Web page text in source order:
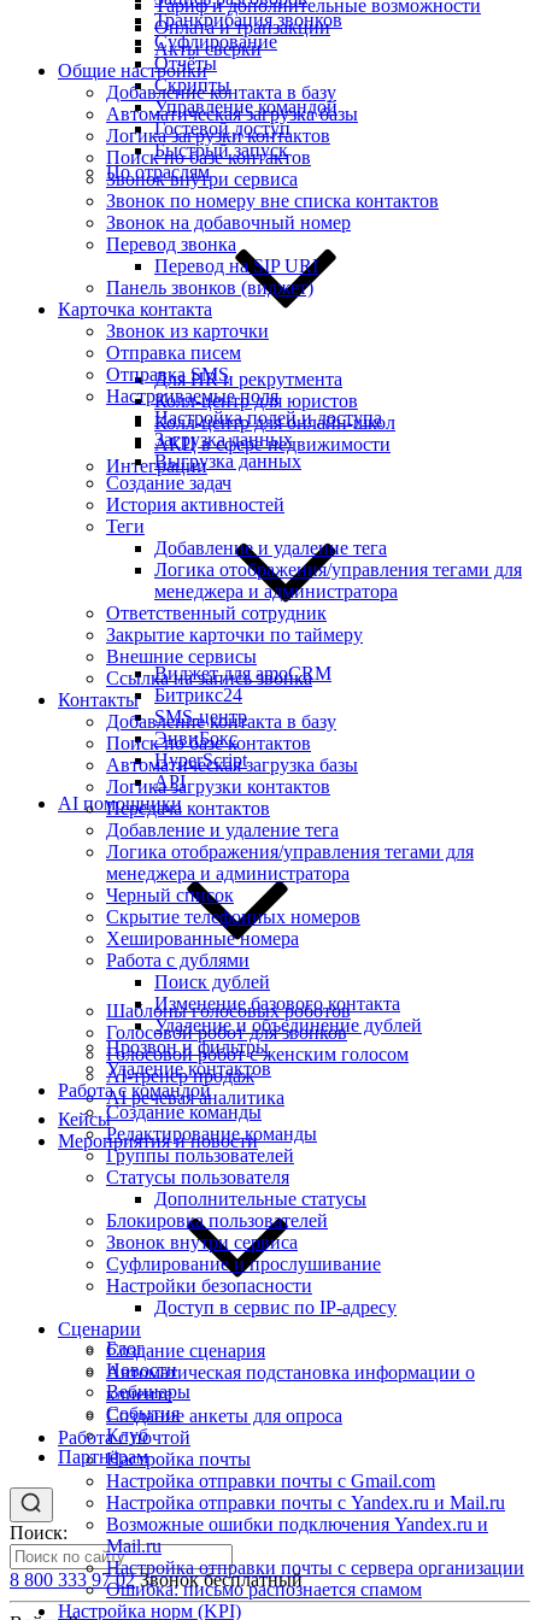
Транкрибация звонков
Суфлирование
Отчёты
Скрипты
Управление командой
Гостевой доступ
Быстрый запуск
По отраслям
Для HR и рекрутмента
Колл-центр для юристов
Колл-центр для онлайн-школ
АКЦ в сфере недвижимости
Интеграции
Виджет для amoCRM
Битрикс24
SMS-центр
ЭнвиБокс
HyperScript
API
AI помощники
Шаблоны голосовых роботов
Голосовой робот для звонков
Голосовой робот с женским голосом
AI-тренер продаж
AI речевая аналитика
Кейсы
Мероприятия и новости
Блог
Новости
Вебинары
События
Клуб
Партнёрам
Поиск:
8 800 333 97 02 Звонок бесплатный
Тариф и дополнительные возможности
Оплата и транзакции
Акты сверки
Общие настройки
Добавление контакта в базу
Автоматическая загрузка базы
Логика загрузки контактов
Поиск по базе контактов
Звонок внутри сервиса
Звонок по номеру вне списка контактов
Звонок на добавочный номер
Перевод звонка
Перевод на SIP URI
Панель звонков (виджет)
Карточка контакта
Звонок из карточки
Отправка писем
Отправка SMS
Настраиваемые поля
Настройка полей и доступа
Загрузка данных
Выгрузка данных
Создание задач
История активностей
Теги
Добавление и удаление тега
Логика отображения/управления тегами для
менеджера и администратора
Ответственный сотрудник
Закрытие карточки по таймеру
Внешние сервисы
Ссылка на запись звонка
Контакты
Добавление контакта в базу
Поиск по базе контактов
Автоматическая загрузка базы
Логика загрузки контактов
Передача контактов
Добавление и удаление тега
Логика отображения/управления тегами для
менеджера и администратора
Черный список
Скрытие телефонных номеров
Хешированные номера
Работа с дублями
Поиск дублей
Изменение базового контакта
Удаление и объединение дублей
Прозвон и фильтры
Удаление контактов
Работа с командой
Создание команды
Редактирование команды
Группы пользователей
Статусы пользователя
Дополнительные статусы
Блокировка пользователей
Звонок внутри сервиса
Суфлирование и прослушивание
Настройки безопасности
Доступ в сервис по IP-адресу
Сценарии
Создание сценария
Автоматическая подстановка информации о
клиенте
Создание анкеты для опроса
Работа с почтой
Настройка почты
Настройка отправки почты с Gmail.com
Настройка отправки почты с Yandex.ru и Mail.ru
Возможные ошибки подключения Yandex.ru и
Mail.ru
Настройка отправки почты с сервера организации
Ошибка: письмо распознается спамом
Настройка норм (KPI)